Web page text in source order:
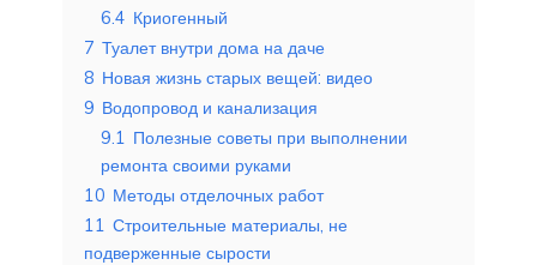
6.4 Криогенный
7 Туалет внутри дома на даче
8 Новая жизнь старых вещей: видео
9 Водопровод и канализация
9.1 Полезные советы при выполнении
ремонта своими руками
10 Методы отделочных работ
11 Строительные материалы, не
подверженные сырости